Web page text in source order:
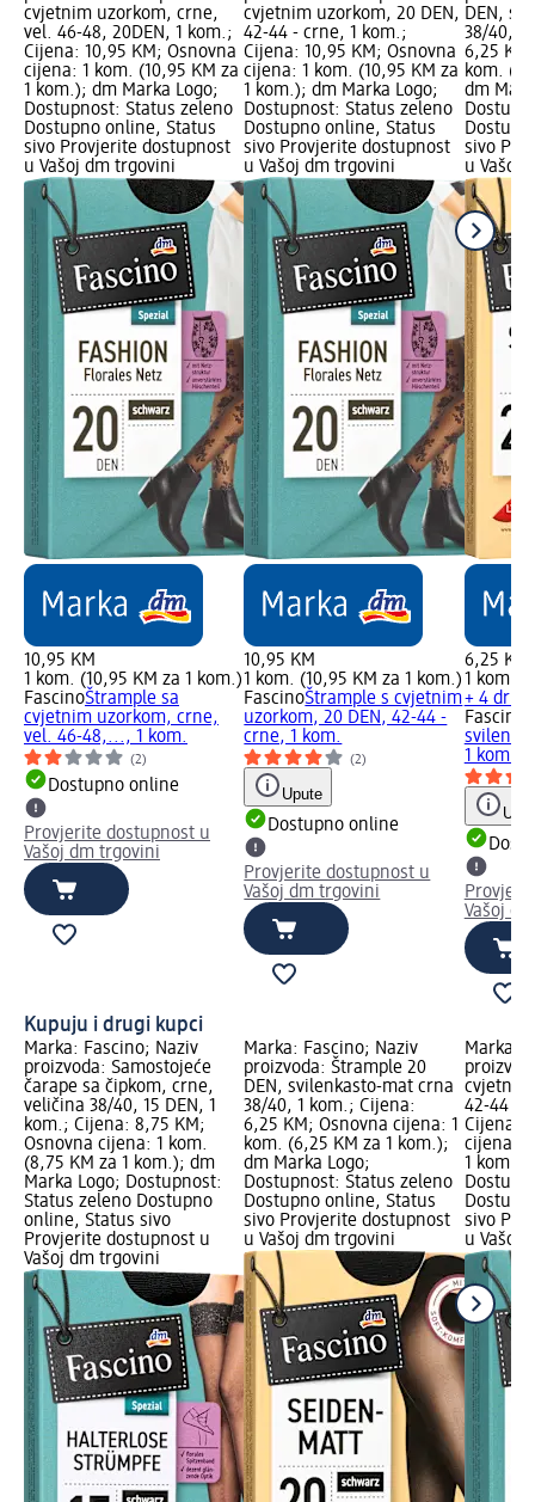
cvjetnim uzorkom, crne,
vel. 46-48, 20DEN, 1 kom.;
Cijena: 10,95 KM; Osnovna
cijena: 1 kom. (10,95 KM za
1 kom.); dm Marka Logo;
Dostupnost: Status zeleno
Dostupno online, Status
sivo Provjerite dostupnost
u Vašoj dm trgovini
10,95 KM
1 kom. (10,95 KM za 1 kom.)
FascinoŠtrample sa
cvjetnim uzorkom, crne,
vel. 46-48,..., 1 kom.
(2)
Dostupno online
Provjerite dostupnost u
Vašoj dm trgovini
cvjetnim uzorkom, 20 DEN,
42-44 - crne, 1 kom.;
Cijena: 10,95 KM; Osnovna
cijena: 1 kom. (10,95 KM za
1 kom.); dm Marka Logo;
Dostupnost: Status zeleno
Dostupno online, Status
sivo Provjerite dostupnost
u Vašoj dm trgovini
10,95 KM
1 kom. (10,95 KM za 1 kom.)
FascinoŠtrample s cvjetnim
uzorkom, 20 DEN, 42-44 -
crne, 1 kom.
(2)
Upute
Dostupno online
Provjerite dostupnost u
Vašoj dm trgovini
DEN,
38/40, 1
6,25
kom.
dm
sivo
u Vašoj
6,25 KM
1 kom.
+ 4
Fascino
1 kom.
Vašoj
Kupuju i drugi kupci
Marka: Fascino; Naziv
proizvoda: Samostojeće
čarape sa čipkom, crne,
veličina 38/40, 15 DEN, 1
kom.; Cijena: 8,75 KM;
Osnovna cijena: 1 kom.
(8,75 KM za 1 kom.); dm
Marka Logo; Dostupnost:
Status zeleno Dostupno
online, Status sivo
Provjerite dostupnost u
Vašoj dm trgovini
Marka: Fascino; Naziv
proizvoda: Štrample 20
DEN, svilenkasto-mat crna
38/40, 1 kom.; Cijena:
6,25 KM; Osnovna cijena: 1
kom. (6,25 KM za 1 kom.);
dm Marka Logo;
Dostupnost: Status zeleno
Dostupno online, Status
sivo Provjerite dostupnost
u Vašoj dm trgovini
Marka:
cvjetnim
42-44 -
Cijena:
cijena: 1
1 kom.);
sivo
u Vašoj